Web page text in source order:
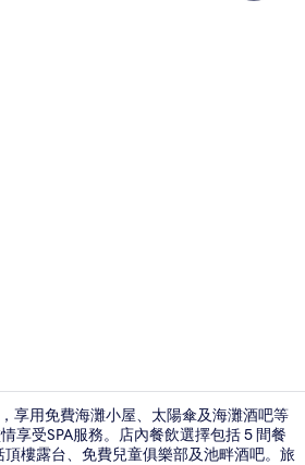
享用免費海灘小屋、太陽傘及海灘酒吧等
享受SPA服務。店內餐飲選擇包括 5 間餐
樓露台、免費兒童俱樂部及池畔酒吧。旅